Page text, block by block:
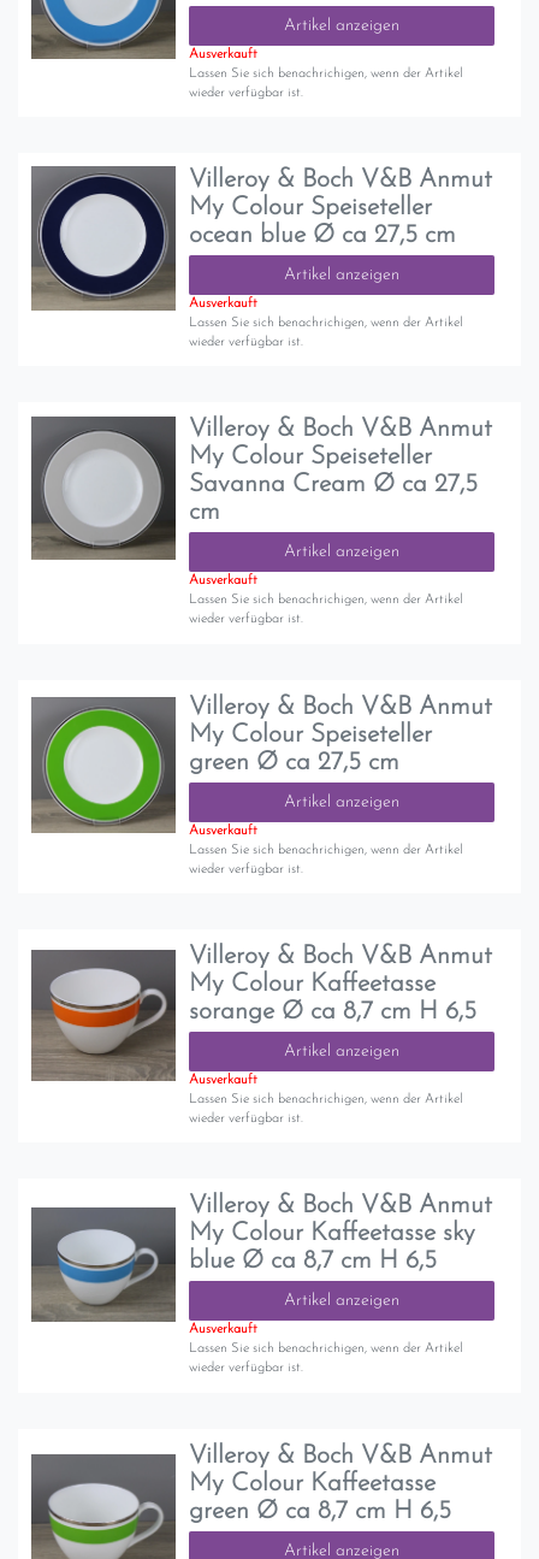
Artikel anzeigen
Ausverkauft
Lassen Sie sich benachrichigen, wenn der Artikel
wieder verfügbar ist.
Villeroy & Boch V&B Anmut
My Colour Speiseteller
ocean blue Ø ca 27,5 cm
Artikel anzeigen
Ausverkauft
Lassen Sie sich benachrichigen, wenn der Artikel
wieder verfügbar ist.
Villeroy & Boch V&B Anmut
My Colour Speiseteller
Savanna Cream Ø ca 27,5
cm
Artikel anzeigen
Ausverkauft
Lassen Sie sich benachrichigen, wenn der Artikel
wieder verfügbar ist.
Villeroy & Boch V&B Anmut
My Colour Speiseteller
green Ø ca 27,5 cm
Artikel anzeigen
Ausverkauft
Lassen Sie sich benachrichigen, wenn der Artikel
wieder verfügbar ist.
Villeroy & Boch V&B Anmut
My Colour Kaffeetasse
sorange Ø ca 8,7 cm H 6,5
Artikel anzeigen
Ausverkauft
Lassen Sie sich benachrichigen, wenn der Artikel
wieder verfügbar ist.
Villeroy & Boch V&B Anmut
My Colour Kaffeetasse sky
blue Ø ca 8,7 cm H 6,5
Artikel anzeigen
Ausverkauft
Lassen Sie sich benachrichigen, wenn der Artikel
wieder verfügbar ist.
Villeroy & Boch V&B Anmut
My Colour Kaffeetasse
green Ø ca 8,7 cm H 6,5
Artikel anzeigen